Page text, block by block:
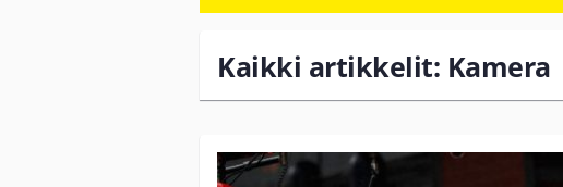
Kaikki artikkelit: Kamera